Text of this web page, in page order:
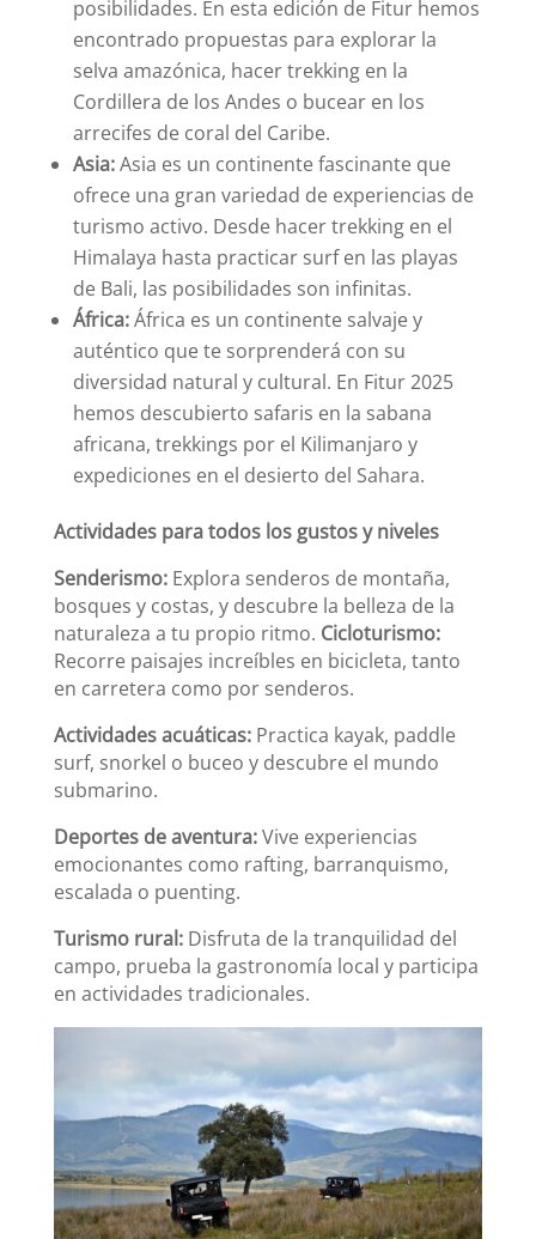
posibilidades. En esta edición de Fitur hemos
encontrado propuestas para explorar la
selva amazónica, hacer trekking en la
Cordillera de los Andes o bucear en los
arrecifes de coral del Caribe.
Asia:Asia es un continente fascinante que
ofrece una gran variedad de experiencias de
turismo activo. Desde hacer trekking en el
Himalaya hasta practicar surf en las playas
de Bali, las posibilidades son infinitas.
África:África es un continente salvaje y
auténtico que te sorprenderá con su
diversidad natural y cultural. En Fitur 2025
hemos descubierto safaris en la sabana
africana, trekkings por el Kilimanjaro y
expediciones en el desierto del Sahara.
Actividades para todos los gustos y niveles
Senderismo:Explora senderos de montaña,
bosques y costas, y descubre la belleza de la
naturaleza a tu propio ritmo. Cicloturismo:
Recorre paisajes increíbles en bicicleta, tanto
en carretera como por senderos.
Actividades acuáticas:Practica kayak, paddle
surf, snorkel o buceo y descubre el mundo
submarino.
Deportes de aventura:Vive experiencias
emocionantes como rafting, barranquismo,
escalada o puenting.
Turismo rural:Disfruta de la tranquilidad del
campo, prueba la gastronomía local y participa
en actividades tradicionales.